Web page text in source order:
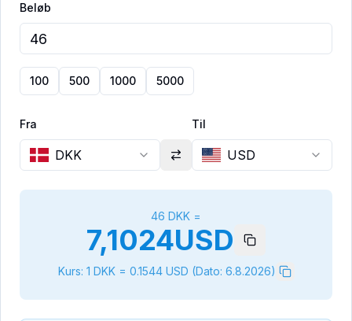
Beløb
100 500 1000 5000
Fra
DKK
Til
USD
46 DKK =
7,1024USD
Kurs: 1 DKK= 0.1544 USD (Dato: 6.8.2026)